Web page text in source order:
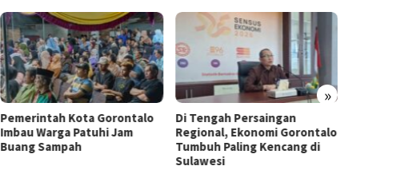
»
Pemerintah Kota Gorontalo
Imbau Warga Patuhi Jam
Buang Sampah
Di Tengah Persaingan
Regional, Ekonomi Gorontalo
Tumbuh Paling Kencang di
Sulawesi